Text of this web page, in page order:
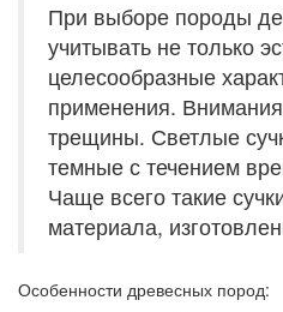
При выборе породы
учитывать не только
целесообразные
применения.
трещины. Светлые
темные с течением
Чаще всего такие
материала,
Особенности древесных пород: